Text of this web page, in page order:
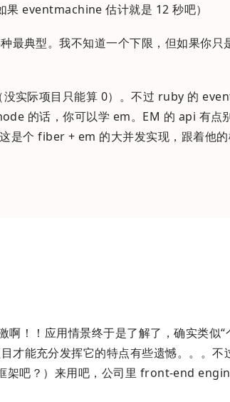
eventmachine 估计就是 12 秒吧）
最典型。我不知道一个下限，但如果你
实际项目只能算 0）。不过 ruby 的
的话，你可以学 em。EM 的 api 有点
这是个 fiber + em 的大并发实现，跟着他
啊！！应用情景终于是了解了，确实类似
才能充分发挥它的特点有些遗憾。。。
架吧？）来用吧，公司里 front-end